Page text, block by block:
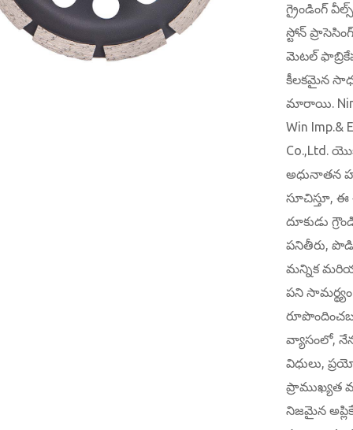
గ్రైండింగ్
స్టోన్
మెటల్
కీలకమైన
మారాయి.
Win Imp.&
Co.,Ltd.
అధునాతన
సూచిస్తూ, ఈ
దూకుడు
పనితీరు,
మన్నిక
పని
వ్యాసంలో,
విధులు,
ప్రాముఖ్యత
నిజమైన